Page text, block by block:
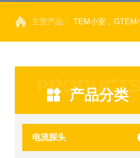
主营产品： TEM小室，GTEM
PRODUCTS
产品分类
电流探头